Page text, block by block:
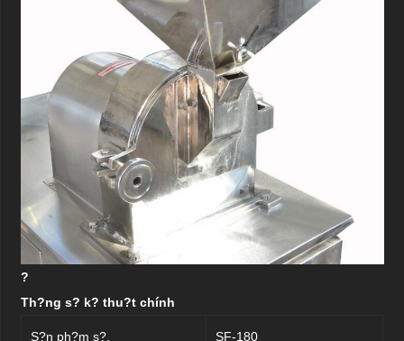
?
Th?ng s? k? thu?t chính
S?n ph?m s?. SF-180